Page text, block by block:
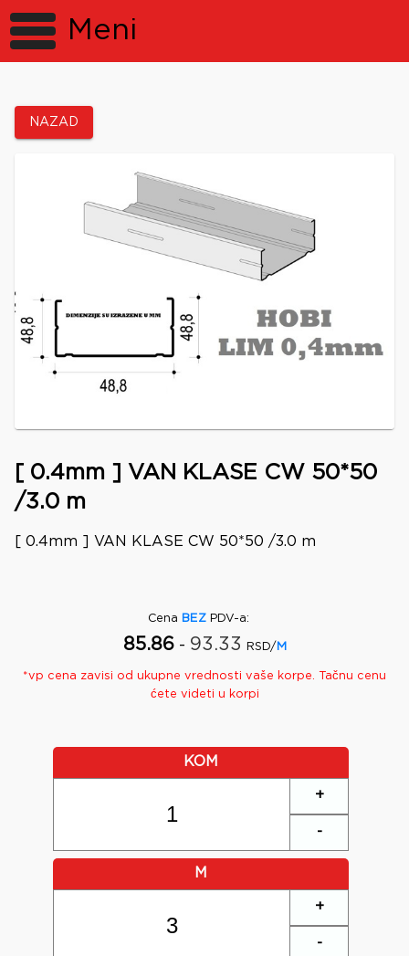
Meni
NAZAD
[ 0.4mm ] VAN KLASE CW 50*50
/3.0 m
[ 0.4mm ] VAN KLASE CW 50*50 /3.0 m
Cena BEZ PDV-a:
85.86- 93.33 RSD/ M
*vp cena zavisi od ukupne vrednosti vaše korpe. Tačnu cenu
ćete videti u korpi
KOM
+
-
M
+
-